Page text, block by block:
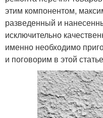
этим компонентом,
разведенный и
исключительно
именно необходимо
и поговорим в этой